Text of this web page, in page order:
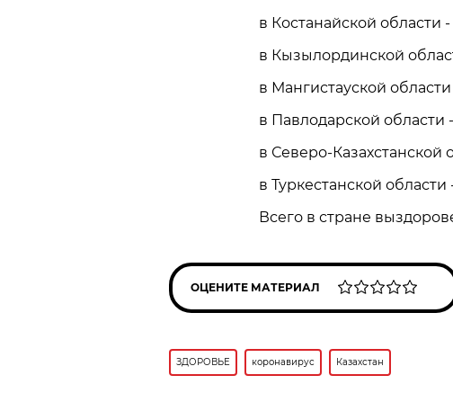
в Костанайской области -
в Кызылординской
в Мангистауской области
в Павлодарской области
в Северо-Казахстанской
в Туркестанской области
Всего в стране
ОЦЕНИТЕ МАТЕРИАЛ
ЗДОРОВЬЕ коронавирус Казахстан